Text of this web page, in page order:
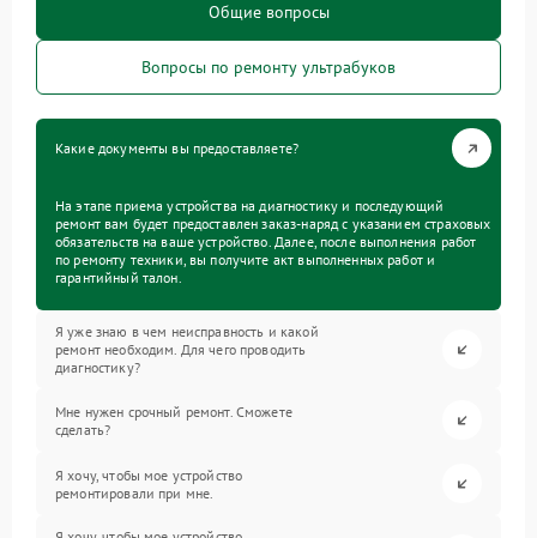
Общие вопросы
Вопросы по ремонту ультрабуков
Какие документы вы предоставляете?
На этапе приема устройства на диагностику и последующий
ремонт вам будет предоставлен заказ-наряд с указанием страховых
обязательств на ваше устройство. Далее, после выполнения работ
по ремонту техники, вы получите акт выполненных работ и
гарантийный талон.
Я уже знаю в чем неисправность и какой
ремонт необходим. Для чего проводить
диагностику?
Мне нужен срочный ремонт. Сможете
сделать?
Я хочу, чтобы мое устройство
ремонтировали при мне.